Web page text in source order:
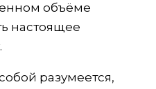
объёме
настоящее
.
разумеется,